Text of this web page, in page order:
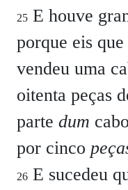
25 E houve
porque eis
vendeu uma
oitenta peças
parte dum
por cinco
26 E sucedeu